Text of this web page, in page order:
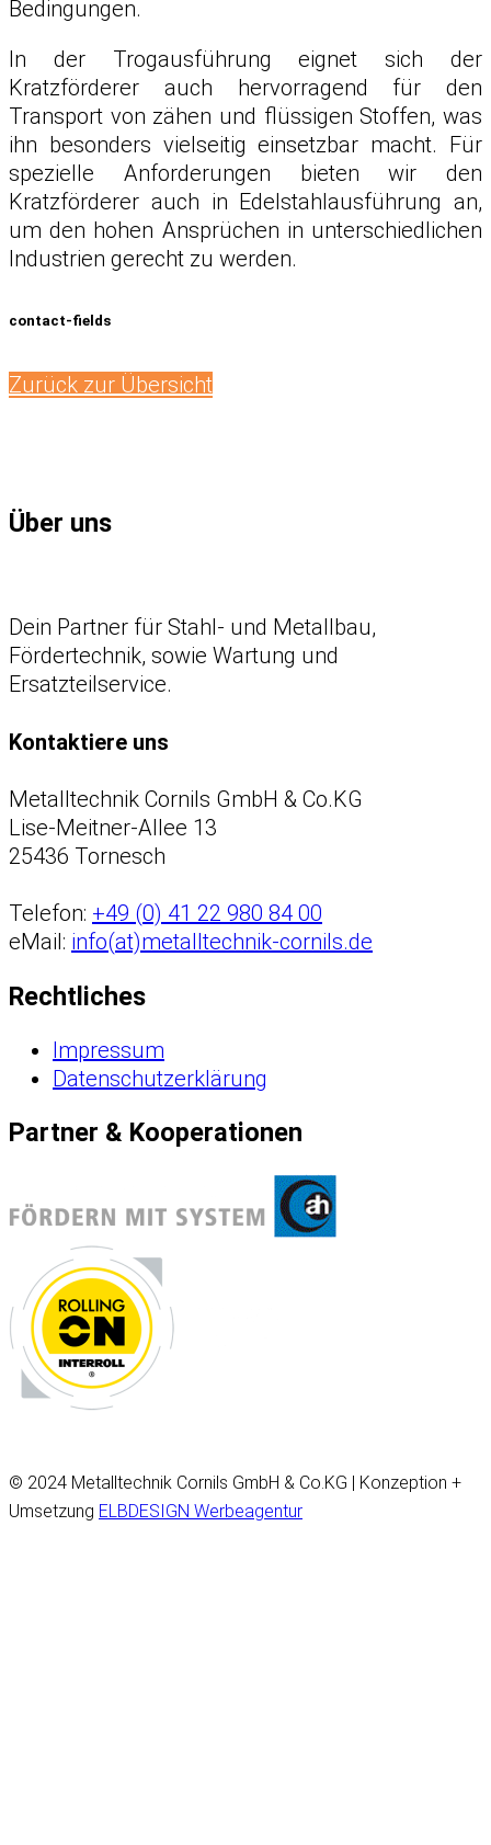
Bedingungen.
In der Trogausführung eignet sich der
Kratzförderer auch hervorragend für den
Transport von zähen und flüssigen Stoffen, was
ihn besonders vielseitig einsetzbar macht. Für
spezielle Anforderungen bieten wir den
Kratzförderer auch in Edelstahlausführung an,
um den hohen Ansprüchen in unterschiedlichen
Industrien gerecht zu werden.
contact-fields
Zurück zur Übersicht
Über uns
Dein Partner für Stahl- und Metallbau,
Fördertechnik, sowie Wartung und
Ersatzteilservice.
Kontaktiere uns
Metalltechnik Cornils GmbH & Co.KG
Lise-Meitner-Allee 13
25436 Tornesch
Telefon: +49 (0) 41 22 980 84 00
eMail: info(at)metalltechnik-cornils.de
Rechtliches
Impressum
Datenschutzerklärung
Partner & Kooperationen
© 2024 Metalltechnik Cornils GmbH & Co.KG | Konzeption +
Umsetzung ELBDESIGN Werbeagentur